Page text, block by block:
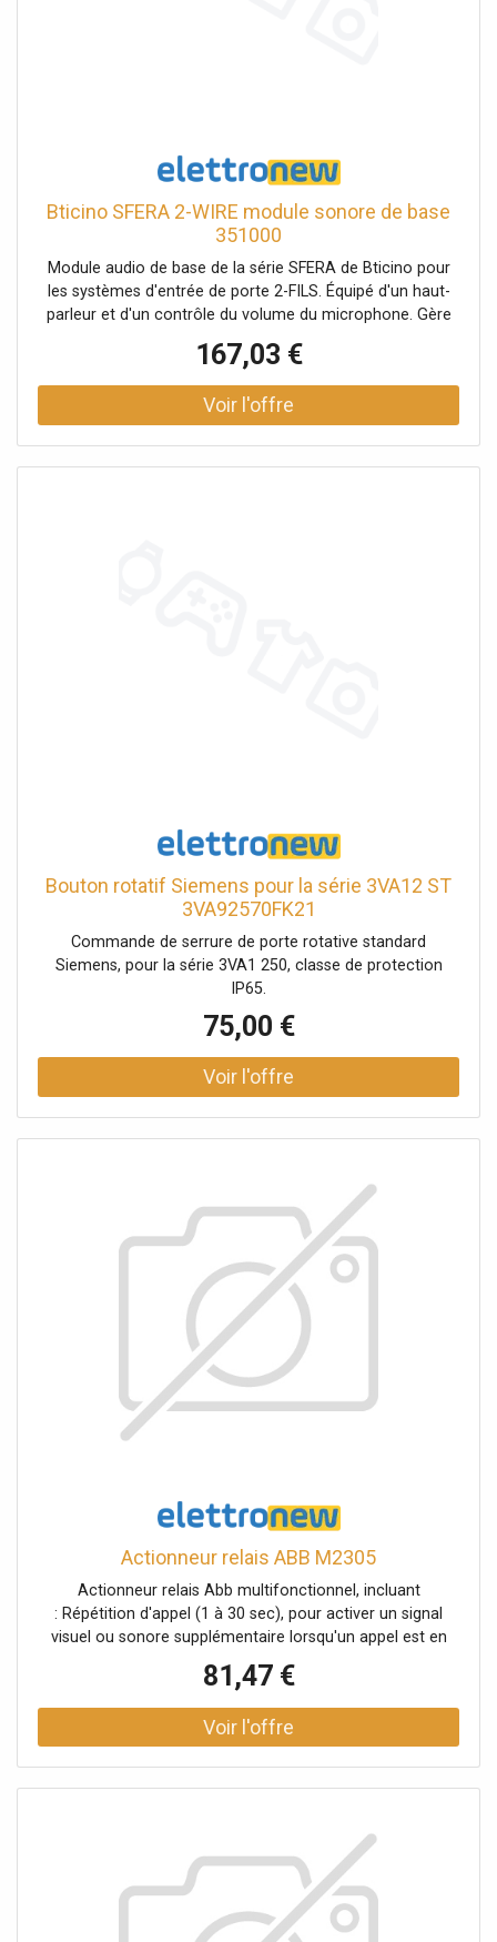
Bticino SFERA 2-WIRE module sonore de base
351000
Module audio de base de la série SFERA de Bticino pour
les systèmes d'entrée de porte 2-FILS. Équipé d'un haut-
parleur et d'un contrôle du volume du microphone. Gère
des modules de boutons supplémentaires à double
rangée. Permet l'ouverture d'une serrure électrique
connectée directement aux bornes S+ et S- (18 V 4 A
impulsif - 250 mA entretien sur 30 ohm max) et la
167,03 €
Bouton rotatif Siemens pour la série 3VA12 ST
3VA92570FK21
Commande de serrure de porte rotative standard
Siemens, pour la série 3VA1 250, classe de protection
IP65.
75,00 €
Actionneur relais ABB M2305
Actionneur relais Abb multifonctionnel, incluant
: Répétition d'appel (1 à 30 sec), pour activer un signal
visuel ou sonore supplémentaire lorsqu'un appel est en
cours.Gestion de la serrure électrique auxiliaire (1 à 10
sec), pour activer une deuxième serrure électrique (en
plus de la serrure de la porte) en appuyant sur le bouton
"clé".Relais temporisé (1 sec à 5 min), pour gérer un
81,47 €